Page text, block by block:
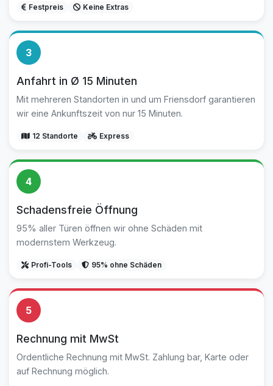
Festpreis Keine Extras
3
Anfahrt in Ø 15 Minuten
Mit mehreren Standorten in und um Friensdorf garantieren
wir eine Ankunftszeit von nur 15 Minuten.
12 Standorte Express
4
Schadensfreie Öffnung
95% aller Türen öffnen wir ohne Schäden mit
modernstem Werkzeug.
Profi-Tools 95% ohne Schäden
5
Rechnung mit MwSt
Ordentliche Rechnung mit MwSt. Zahlung bar, Karte oder
auf Rechnung möglich.